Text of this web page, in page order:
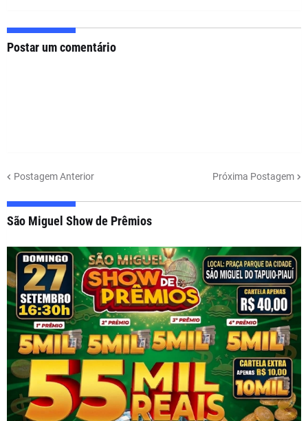
Postar um comentário
Postagem Anterior Próxima Postagem
São Miguel Show de Prêmios